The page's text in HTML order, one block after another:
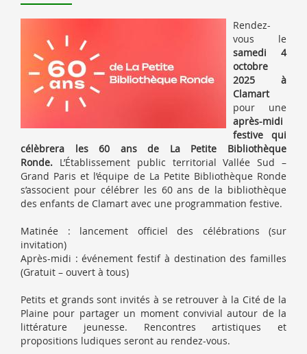
Rendez-
vous le
samedi 4
octobre
2025 à
Clamart
pour une
après-midi
festive qui
célèbrera les 60 ans de La Petite Bibliothèque
Ronde. L’Établissement public territorial Vallée Sud –
Grand Paris et l’équipe de La Petite Bibliothèque Ronde
s’associent pour célébrer les 60 ans de la bibliothèque
des enfants de Clamart avec une programmation festive.
Matinée : lancement officiel des célébrations (sur
invitation)
Après-midi : événement festif à destination des familles
(Gratuit – ouvert à tous)
Petits et grands sont invités à se retrouver à la Cité de la
Plaine pour partager un moment convivial autour de la
littérature jeunesse. Rencontres artistiques et
propositions ludiques seront au rendez-vous.